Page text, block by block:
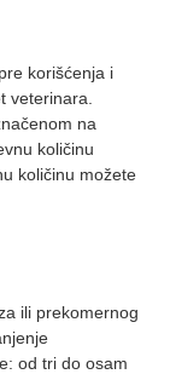
korišćenja i
veterinara.
na
količinu
količinu možete
ili prekomernog
od tri do osam